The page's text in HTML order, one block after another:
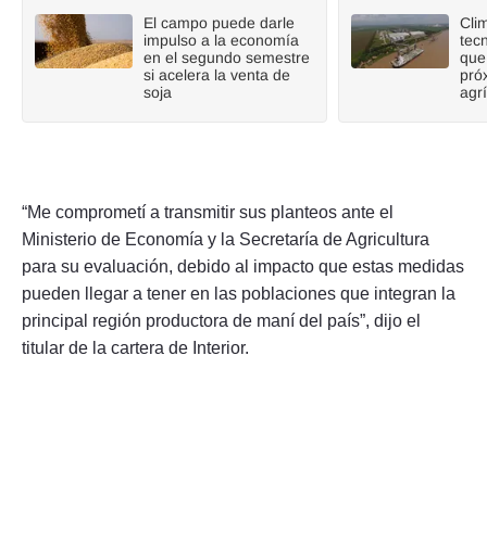
El campo puede darle
impulso a la economía
en el segundo semestre
si acelera la venta de
soja
“Me comprometí a transmitir sus planteos ante el
Ministerio de Economía y la Secretaría de Agricultura
para su evaluación, debido al impacto que estas medidas
pueden llegar a tener en las poblaciones que integran la
principal región productora de maní del país”, dijo el
titular de la cartera de Interior.